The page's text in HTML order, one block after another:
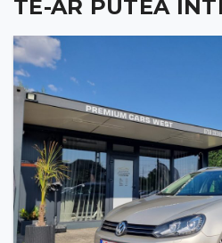
TE-AR PUTEA